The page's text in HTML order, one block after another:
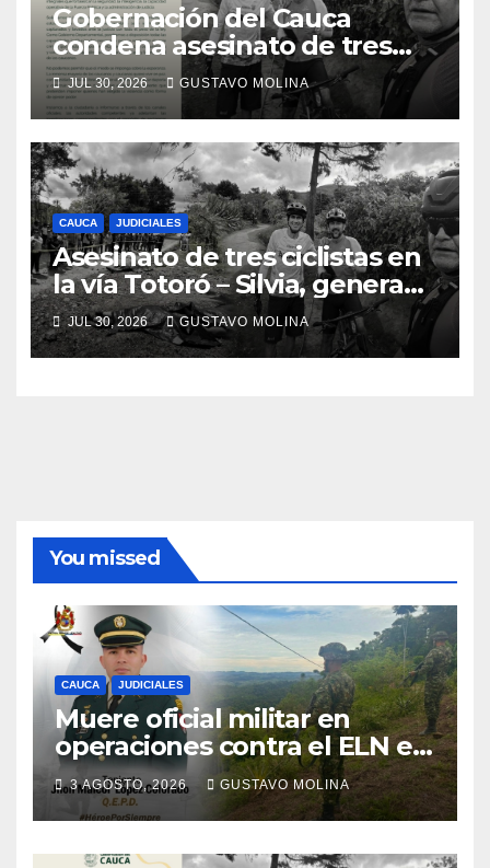
Gobernación del Cauca
condena asesinato de tres
ciudadanos y exige medidas
urgentes al Gobierno
Nacional
JUL 30, 2026 GUSTAVO MOLINA
CAUCA JUDICIALES
Asesinato de tres ciclistas en
la vía Totoró – Silvia, genera
consternación en el Cauca
JUL 30, 2026 GUSTAVO MOLINA
You missed
CAUCA JUDICIALES
Muere oficial militar en
operaciones contra el ELN en
el sur del Cauca
3 AGOSTO, 2026 GUSTAVO MOLINA